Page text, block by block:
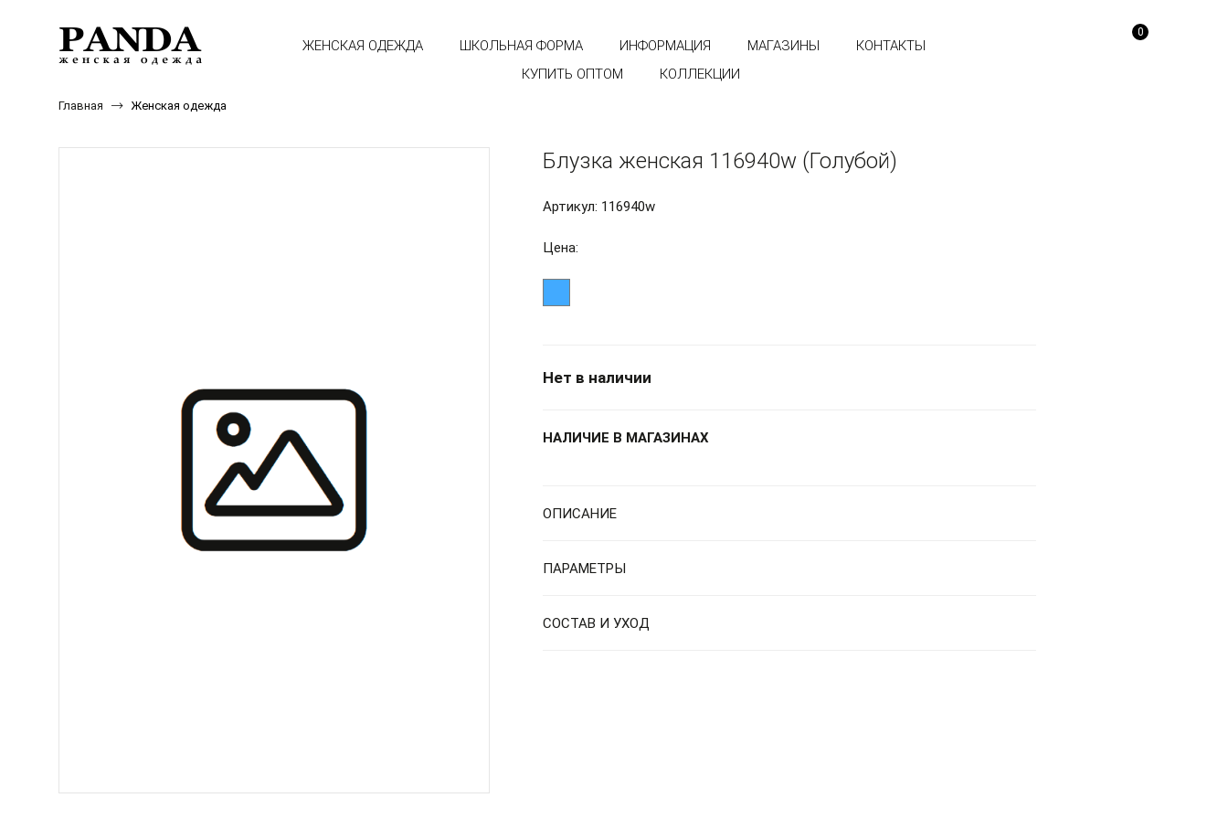
0
ЖЕНСКАЯ ОДЕЖДА ШКОЛЬНАЯ ФОРМА ИНФОРМАЦИЯ МАГАЗИНЫ
КОНТАКТЫ
КУПИТЬ ОПТОМ
КОЛЛЕКЦИИ
Главная Женская одежда
Блузка женская 116940w (Голубой)
Артикул: 116940w
Цена:
Нет в наличии
НАЛИЧИЕ В МАГАЗИНАХ
ОПИСАНИЕ
ПАРАМЕТРЫ
СОСТАВ И УХОД